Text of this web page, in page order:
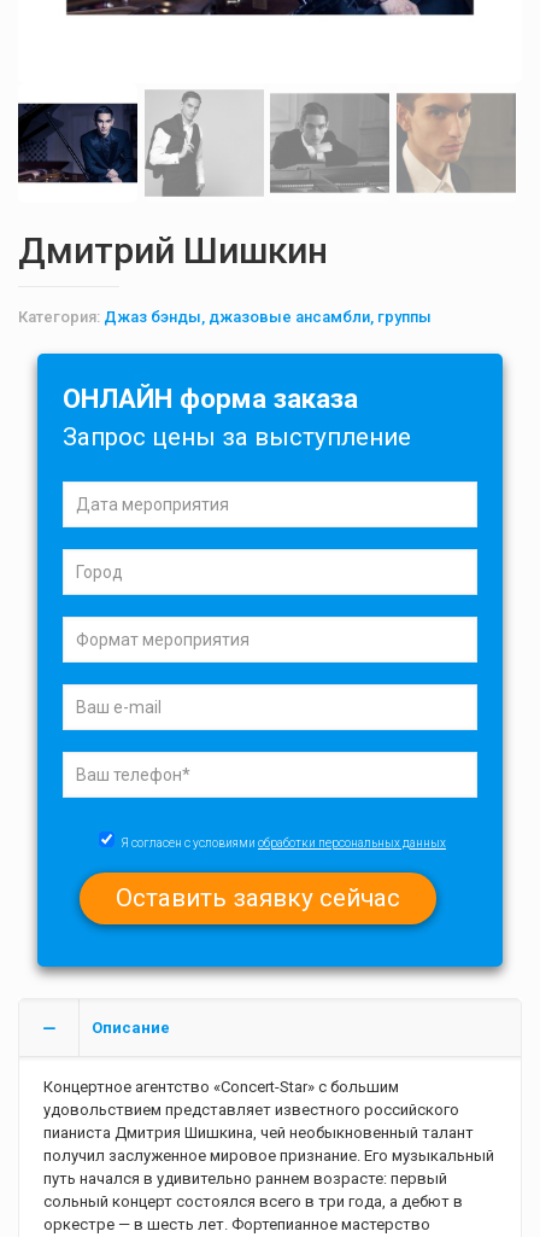
Дмитрий Шишкин
Категория: Джаз бэнды, джазовые ансамбли, группы
ОНЛАЙН форма заказа
Запрос цены за выступление
Я согласен с условиями обработки персональных данных
Описание
Концертное агентство «Concert-Star» с большим
удовольствием представляет известного российского
пианиста Дмитрия Шишкина, чей необыкновенный талант
получил заслуженное мировое признание. Его музыкальный
путь начался в удивительно раннем возрасте: первый
сольный концерт состоялся всего в три года, а дебют в
оркестре — в шесть лет. Фортепианное мастерство